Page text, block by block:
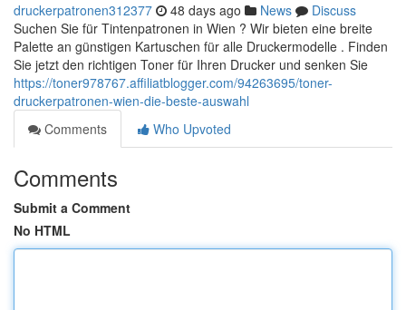
druckerpatronen312377 48 days ago News
Discuss
Suchen Sie für Tintenpatronen in Wien ? Wir bieten eine breite
Palette an günstigen Kartuschen für alle Druckermodelle . Finden
Sie jetzt den richtigen Toner für Ihren Drucker und senken Sie
https://toner978767.affiliatblogger.com/94263695/toner-
druckerpatronen-wien-die-beste-auswahl
Comments
Who Upvoted
Comments
Submit a Comment
No HTML